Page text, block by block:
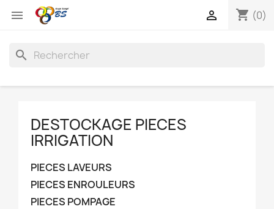
 shopping_cart (0)

search
DESTOCKAGE PIECES
IRRIGATION
PIECES LAVEURS
PIECES ENROULEURS
PIECES POMPAGE